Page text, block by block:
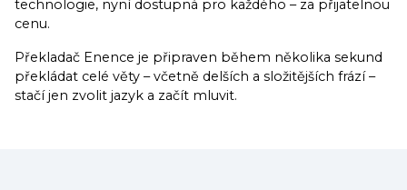
technologie, nyní dostupná pro každého – za přijatelnou
cenu.
Překladač Enence je připraven během několika sekund
překládat celé věty – včetně delších a složitějších frází –
stačí jen zvolit jazyk a začít mluvit.